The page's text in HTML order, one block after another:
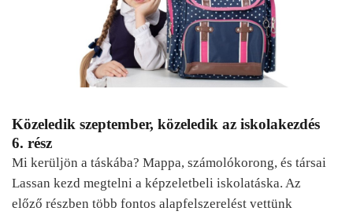
Közeledik szeptember, közeledik az iskolakezdés
6. rész
Mi kerüljön a táskába? Mappa, számolókorong, és társai
Lassan kezd megtelni a képzeletbeli iskolatáska. Az
előző részben több fontos alapfelszerelést vettünk